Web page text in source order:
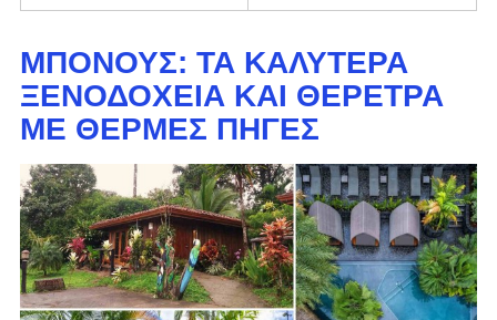
ΜΠΌΝΟΥΣ: ΤΑ ΚΑΛΎΤΕΡΑ
ΞΕΝΟΔΟΧΕΊΑ ΚΑΙ ΘΈΡΕΤΡΑ
ΜΕ ΘΕΡΜΈΣ ΠΗΓΈΣ